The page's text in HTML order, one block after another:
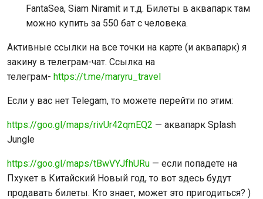
FantaSea, Siam Niramit и т.д. Билеты в аквапарк там
можно купить за 550 бат с человека.
Активные ссылки на все точки на карте (и аквапарк) я
закину в телеграм-чат. Ссылка на
телеграм- https://t.me/maryru_travel
Если у вас нет Telegam, то можете перейти по этим:
https://goo.gl/maps/rivUr42qmEQ2 — аквапарк Splash
Jungle
https://goo.gl/maps/tBwVYJfhURu — если попадете на
Пхукет в Китайский Новый год, то вот здесь будут
продавать билеты. Кто знает, может это пригодиться? )